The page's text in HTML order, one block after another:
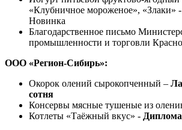
«Клубничное мороженое», «Злаки»
Новинка
Благодарственное письмо
промышленности и торговли
ООО «Регион-Сибирь»:
Окорок олений сырокопченный –
сотня
Консервы мясные тушеные из
Котлеты «Таёжный вкус» -